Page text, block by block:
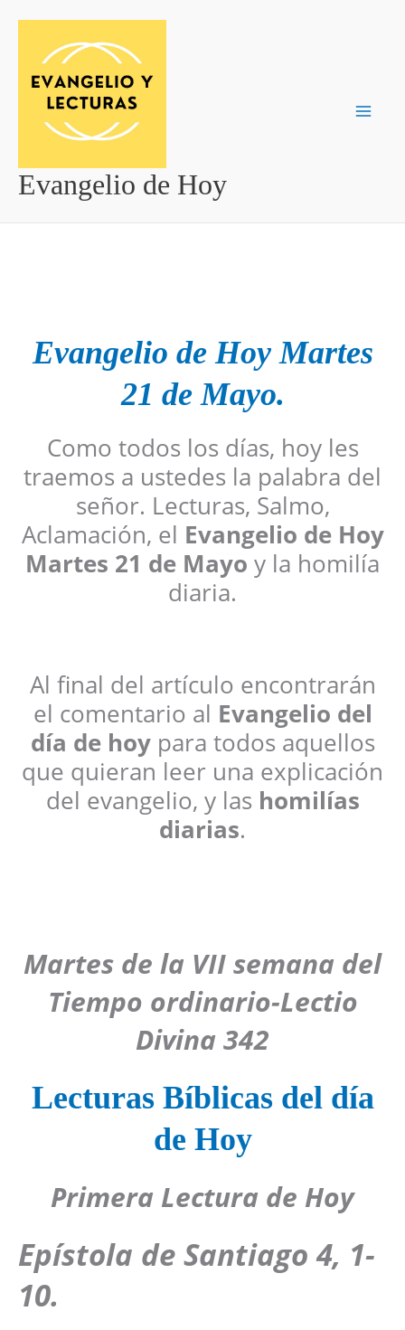
contenido
Evangelio de Hoy
Evangelio de Hoy Martes
21 de Mayo.
Como todos los días, hoy les
traemos a ustedes la palabra del
señor. Lecturas, Salmo,
Aclamación, el Evangelio de Hoy
Martes 21 de Mayo y la homilía
diaria.
Al final del artículo encontrarán
el comentario al Evangelio del
día de hoypara todos aquellos
que quieran leer una explicación
del evangelio, y las homilías
diarias.
Martes de la VII semana del
Tiempo ordinario-Lectio
Divina 342
Lecturas Bíblicas del día
de Hoy
Primera Lectura de Hoy
Epístola de Santiago 4, 1-
10.